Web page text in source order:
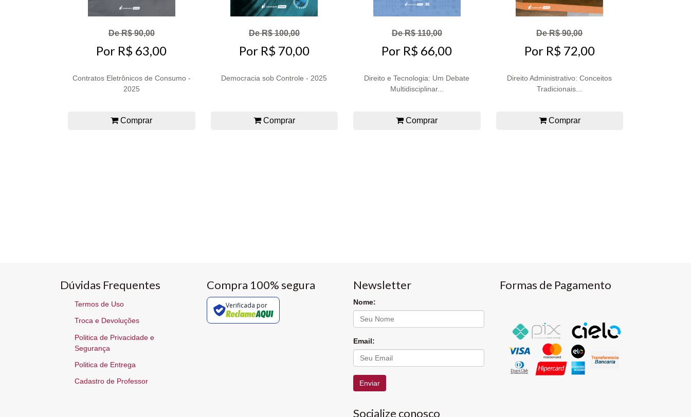
De R$ 90,00
Por R$ 63,00
Contratos Eletrônicos de Consumo -
2025
Comprar
De R$ 100,00
Por R$ 70,00
Democracia sob Controle - 2025
Comprar
De R$ 110,00
Por R$ 66,00
Direito e Tecnologia: Um Debate
Multidisciplinar...
Comprar
De R$ 90,00
Por R$ 72,00
Direito Administrativo: Conceitos
Tradicionais...
Comprar
Dúvidas Frequentes
Termos de Uso
Troca e Devoluções
Politica de Privacidade e
Segurança
Politica de Entrega
Cadastro de Professor
Compra 100% segura
Verificada por
Newsletter
Nome:
Email:
Enviar
Socialize conosco
Formas de Pagamento